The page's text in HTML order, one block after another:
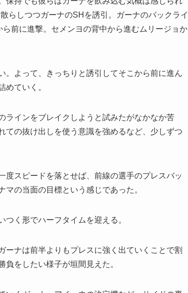
らしつつガーナのSHを誘引。ガーナのバックライ
前に進撃。セメンヨの背中から進むムリージョか
よって、きっちりと誘引してそこから前に進ん
めていく。
インをブレイクしようと試みたがなかなか苦
ての抜け出しを使う意識を強めるなど、少しずつ
スピードを落とせば、前線の選手のプレスバッ
の当面の目標という感じであった。
く形でハーフタイムを迎える。
ナは前半よりもプレスに強く出ていくことで割
をしたい様子が垣間見えた。